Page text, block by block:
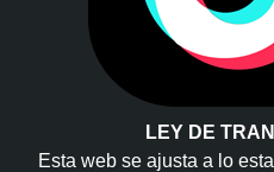
LEY DE
Esta web se ajusta a lo